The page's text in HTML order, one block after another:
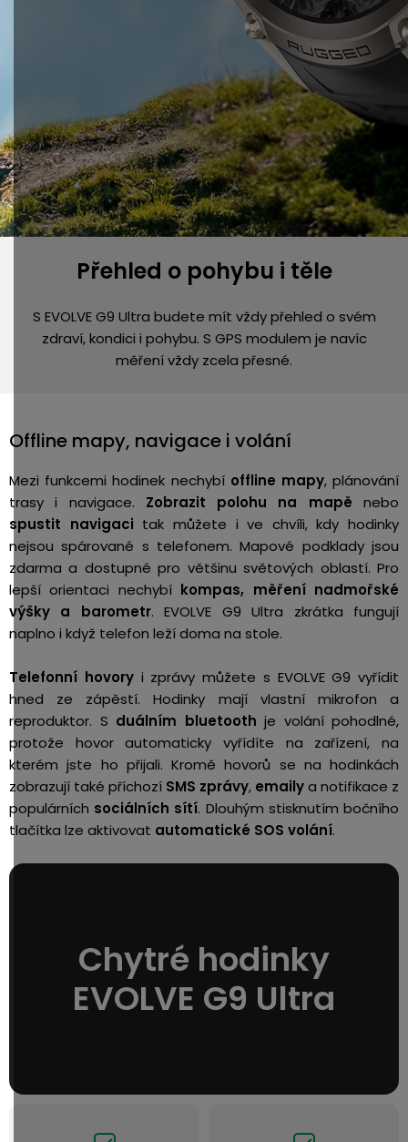
Přehled o pohybu i těle
S EVOLVE G9 Ultra budete mít vždy přehled o svém
zdraví, kondici i pohybu. S GPS modulem je navíc
měření vždy zcela přesné.
Offline mapy, navigace i volání
Mezi funkcemi hodinek nechybí offline mapy, plánování
trasy i navigace. Zobrazit polohu na mapě nebo
spustit navigaci tak můžete i ve chvíli, kdy hodinky
nejsou spárované s telefonem. Mapové podklady jsou
zdarma a dostupné pro většinu světových oblastí. Pro
lepší orientaci nechybí kompas, měření nadmořské
výšky a barometr. EVOLVE G9 Ultra zkrátka fungují
naplno i když telefon leží doma na stole.
Telefonní hovoryi zprávy můžete s EVOLVE G9 vyřídit
hned ze zápěstí. Hodinky mají vlastní mikrofon a
reproduktor. S duálním bluetooth je volání pohodlné,
protože hovor automaticky vyřídíte na zařízení, na
kterém jste ho přijali. Kromě hovorů se na hodinkách
zobrazují také příchozí SMS zprávy, emailya notifikace z
populárních sociálních sítí. Dlouhým stisknutím bočního
tlačítka lze aktivovat automatické SOS volání.
Chytré hodinky
EVOLVE G9 Ultra